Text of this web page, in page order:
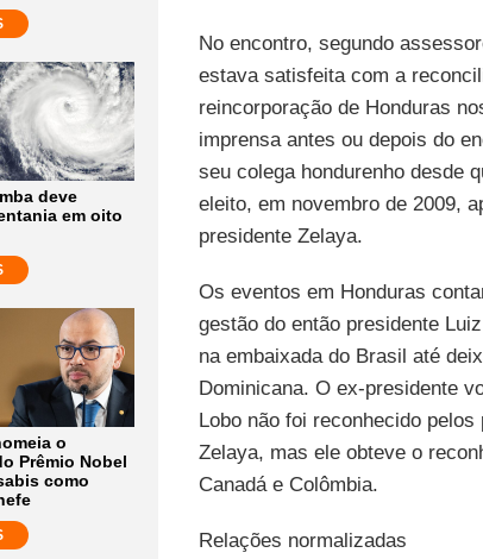
deve
em oito
o
Prêmio Nobel
como
No encontro, segundo
estava satisfeita com a
reincorporação de Honduras
imprensa antes ou depois do
seu colega hondurenho desde
eleito, em novembro de 2009,
presidente Zelaya.
Os eventos em Honduras
gestão do então presidente
na embaixada do Brasil até
Dominicana. O ex-presidente
Lobo não foi reconhecido
Zelaya, mas ele obteve o
Canadá e Colômbia.
Relações normalizadas